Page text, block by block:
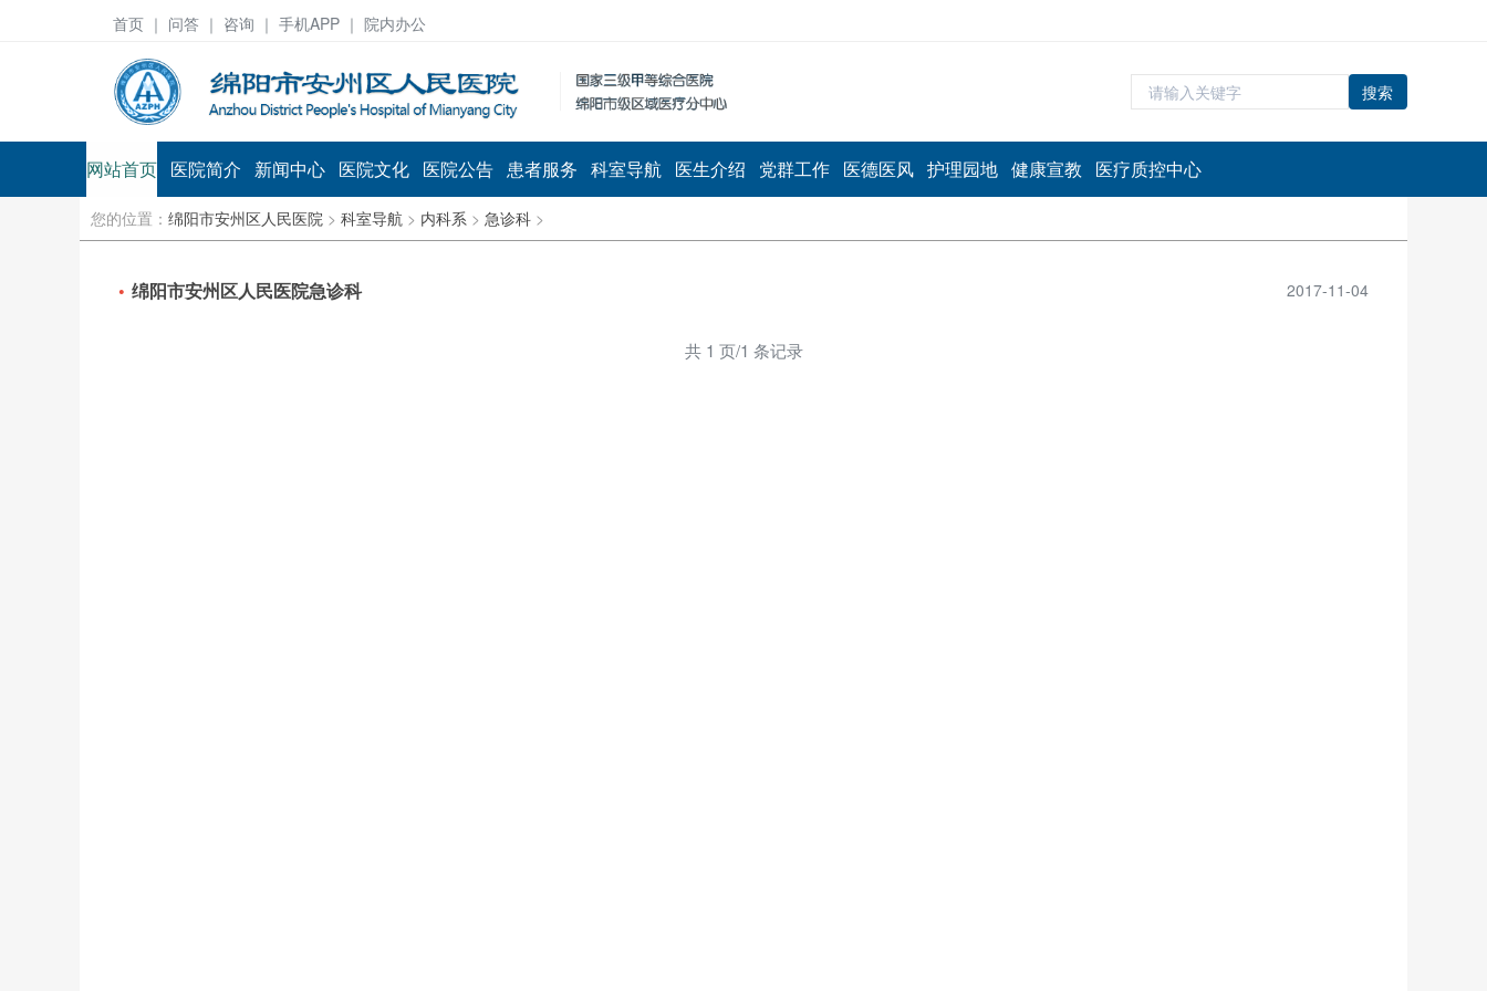
首页 ｜ 问答 ｜ 咨询 ｜ 手机APP ｜ 院内办公
搜索
网站首页 医院简介 新闻中心 医院文化 医院公告 患者服务 科室导航 医生介绍 党群工作 医德医风 护理园地 健康宣教 医疗质控中心
您的位置： 绵阳市安州区人民医院 > 科室导航 > 内科系 > 急诊科 >
绵阳市安州区人民医院急诊科 2017-11-04
共 1 页/1 条记录